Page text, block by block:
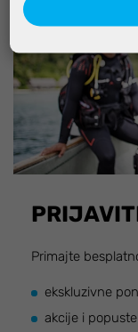
Primajte
ekskluzivne
akcije i popuste